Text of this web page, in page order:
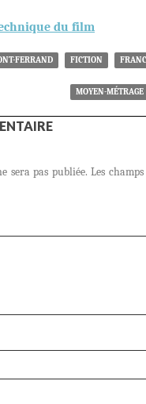
du film
FERRAND FICTION
MOYEN-MÉTRAGE
sera pas publiée. Les